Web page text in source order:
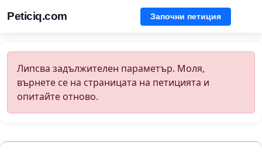
Peticiq.com Започни петиция
Липсва задължителен параметър. Моля,
върнете се на страницата на петицията и
опитайте отново.